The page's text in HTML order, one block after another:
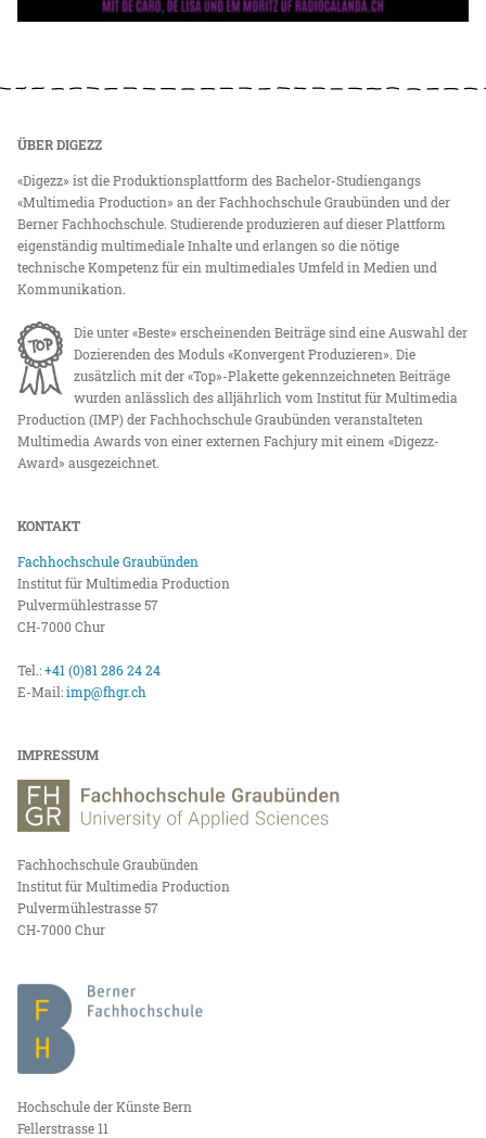
ÜBER DIGEZZ
«Digezz» ist die Produktionsplattform des Bachelor-Studiengangs
«Multimedia Production» an der Fachhochschule Graubünden und der
Berner Fachhochschule. Studierende produzieren auf dieser Plattform
eigenständig multimediale Inhalte und erlangen so die nötige
technische Kompetenz für ein multimediales Umfeld in Medien und
Kommunikation.
Die unter «Beste» erscheinenden Beiträge sind eine Auswahl der
Dozierenden des Moduls «Konvergent Produzieren». Die
zusätzlich mit der «Top»-Plakette gekennzeichneten Beiträge
wurden anlässlich des alljährlich vom Institut für Multimedia
Production (IMP) der Fachhochschule Graubünden veranstalteten
Multimedia Awards von einer externen Fachjury mit einem «Digezz-
Award» ausgezeichnet.
KONTAKT
Fachhochschule Graubünden
Institut für Multimedia Production
Pulvermühlestrasse 57
CH-7000 Chur
Tel.:+41 (0)81 286 24 24
E-Mail:imp@fhgr.ch
IMPRESSUM
Fachhochschule Graubünden
Institut für Multimedia Production
Pulvermühlestrasse 57
CH-7000 Chur
Hochschule der Künste Bern
Fellerstrasse 11